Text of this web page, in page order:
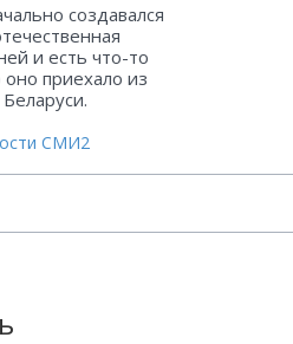
создавался
и есть что-то
оно приехало из
СМИ2